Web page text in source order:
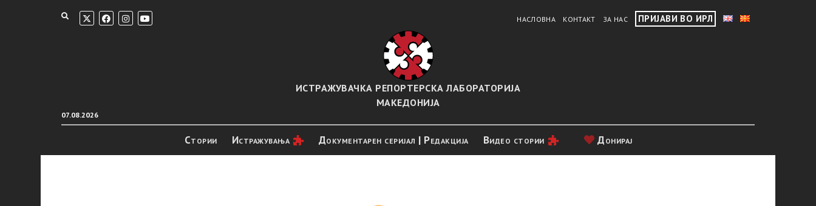
НАСЛОВНА КОНТАКТ ЗА НАС ПРИЈАВИ ВО ИРЛ
07.08.2026
ИСТРАЖУВАЧКА РЕПОРТЕРСКА ЛАБОРАТОРИЈА
МАКЕДОНИЈА
Стории Истражувањa Документарен серијал | Редакција Видео стории Донирај